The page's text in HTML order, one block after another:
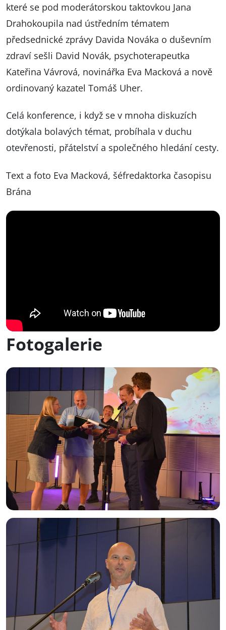
které se pod moderátorskou taktovkou Jana
Drahokoupila nad ústředním tématem
předsednické zprávy Davida Nováka o duševním
zdraví sešli David Novák, psychoterapeutka
Kateřina Vávrová, novinářka Eva Macková a nově
ordinovaný kazatel Tomáš Uher.
Celá konference, i když se v mnoha diskuzích
dotýkala bolavých témat, probíhala v duchu
otevřenosti, přátelství a společného hledání cesty.
Text a foto Eva Macková, šéfredaktorka časopisu
Brána
Fotogalerie